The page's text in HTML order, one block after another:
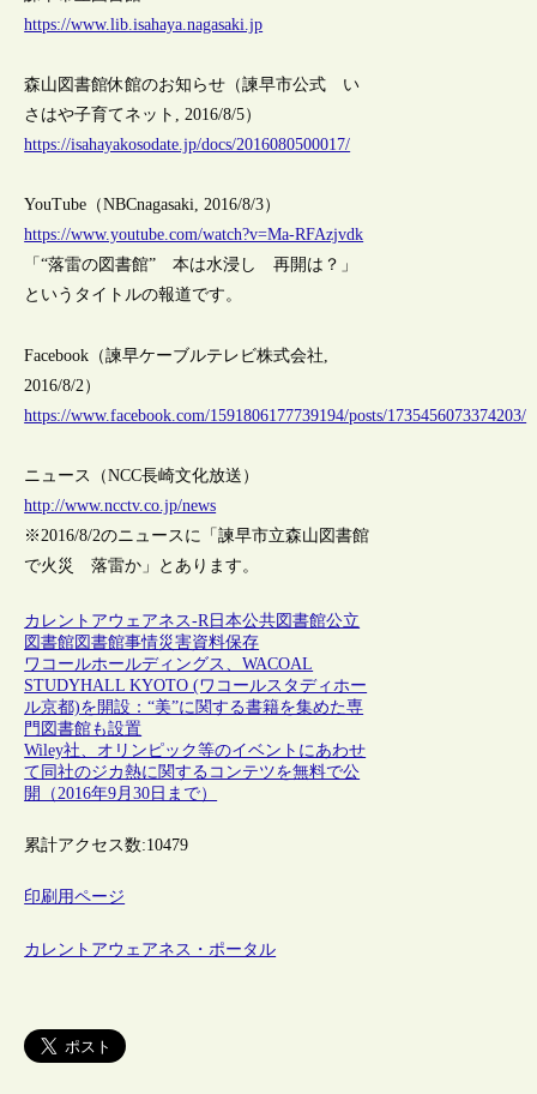
https://www.lib.isahaya.nagasaki.jp
森山図書館休館のお知らせ（諫早市公式 い
さはや子育てネット, 2016/8/5）
https://isahayakosodate.jp/docs/2016080500017/
YouTube（NBCnagasaki, 2016/8/3）
https://www.youtube.com/watch?v=Ma-RFAzjvdk
「“落雷の図書館” 本は水浸し 再開は？」
というタイトルの報道です。
Facebook（諫早ケーブルテレビ株式会社,
2016/8/2）
https://www.facebook.com/1591806177739194/posts/1735456073374203/
ニュース（NCC長崎文化放送）
http://www.ncctv.co.jp/news
※2016/8/2のニュースに「諫早市立森山図書館
で火災 落雷か」とあります。
カレントアウェアネス-R日本公共図書館公立
図書館図書館事情災害資料保存
ワコールホールディングス、WACOAL
STUDYHALL KYOTO (ワコールスタディホー
ル京都)を開設：“美”に関する書籍を集めた専
門図書館も設置
Wiley社、オリンピック等のイベントにあわせ
て同社のジカ熱に関するコンテツを無料で公
開（2016年9月30日まで）
累計アクセス数:10479
印刷用ページ
カレントアウェアネス・ポータル